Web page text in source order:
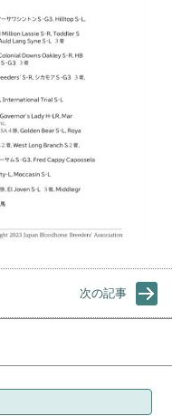
次の記事